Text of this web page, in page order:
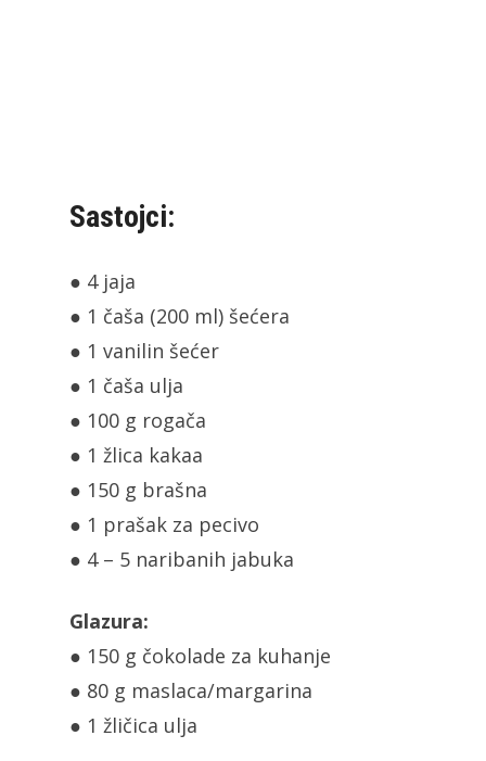
Sastojci:
● 4 jaja
● 1 čaša (200 ml) šećera
● 1 vanilin šećer
● 1 čaša ulja
● 100 g rogača
● 1 žlica kakaa
● 150 g brašna
● 1 prašak za pecivo
● 4 – 5 naribanih jabuka
Glazura:
● 150 g čokolade za kuhanje
● 80 g maslaca/margarina
● 1 žličica ulja